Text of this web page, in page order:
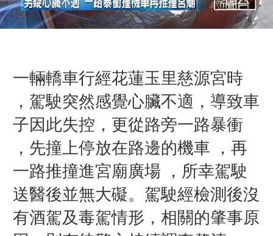
一輛轎車行經花蓮玉里慈源宮時
，駕駛突然感覺心臟不適，導致車
子因此失控，更從路旁一路暴衝
，先撞上停放在路邊的機車 ，再
一路推撞進宮廟廣場 ，所幸駕駛
送醫後並無大礙。駕駛經檢測後沒
有酒駕及毒駕情形，相關的肇事原